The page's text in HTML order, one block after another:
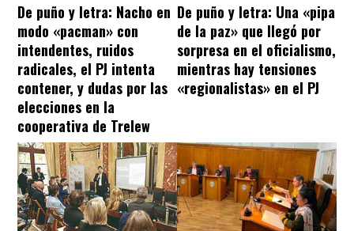
De puño y letra: Nacho en
modo «pacman» con
intendentes, ruidos
radicales, el PJ intenta
contener, y dudas por las
elecciones en la
cooperativa de Trelew
De puño y letra: Una «pipa
de la paz» que llegó por
sorpresa en el oficialismo,
mientras hay tensiones
«regionalistas» en el PJ